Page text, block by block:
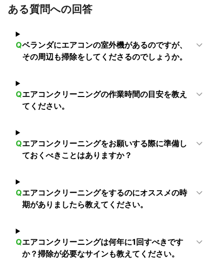
ある質問への回答
Qベランダにエアコンの室外機があるのですが、
その周辺も掃除をしてくださるのでしょうか。
Qエアコンクリーニングの作業時間の目安を教え
てください。
Qエアコンクリーニングをお願いする際に準備し
ておくべきことはありますか？
Qエアコンクリーニングをするのにオススメの時
期がありましたら教えてください。
Qエアコンクリーニングは何年に1回すべきです
か？掃除が必要なサインも教えてください。